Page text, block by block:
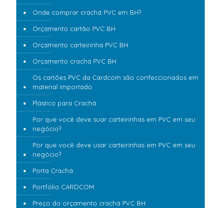
Onde comprar crachá PVC em BH?
Orçamento cartão PVC BH
Orçamento carteirinha PVC BH
Orçamento crachá PVC BH
Os cartões PVC da Cardcom são confeccionados em
material importado
Plástico para Crachá
Por que você deve suar carteirinhas em PVC em seu
negócio?
Por que você deve usar carteirinhas em PVC em seu
negócio?
Porta Crachá
Portfólio CARDCOM
Preço do orçamento crachá PVC BH